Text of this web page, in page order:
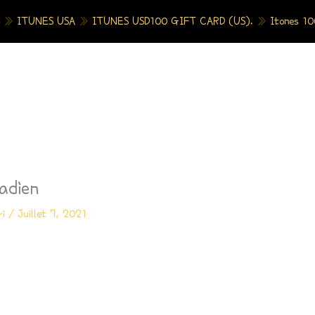
» ITUNES USA » ITUNES USD100 GIFT CARD (US). » Itones
/Juillet 7, 2021